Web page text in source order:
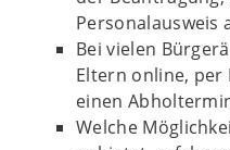
Personalausweis
Bei vielen
Eltern online, per
einen
Welche